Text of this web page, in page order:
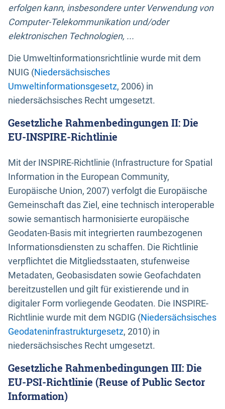
erfolgen kann, insbesondere unter Verwendung von
Computer-Telekommunikation und/oder
elektronischen Technologien, ...
Die Umweltinformationsrichtlinie wurde mit dem
NUIG (Niedersächsisches
Umweltinformationsgesetz, 2006) in
niedersächsisches Recht umgesetzt.
Gesetzliche Rahmenbedingungen II: Die
EU-INSPIRE-Richtlinie
Mit der INSPIRE-Richtlinie (Infrastructure for Spatial
Information in the European Community,
Europäische Union, 2007) verfolgt die Europäische
Gemeinschaft das Ziel, eine technisch interoperable
sowie semantisch harmonisierte europäische
Geodaten-Basis mit integrierten raumbezogenen
Informationsdiensten zu schaffen. Die Richtlinie
verpflichtet die Mitgliedsstaaten, stufenweise
Metadaten, Geobasisdaten sowie Geofachdaten
bereitzustellen und gilt für existierende und in
digitaler Form vorliegende Geodaten. Die INSPIRE-
Richtlinie wurde mit dem NGDIG (Niedersächsisches
Geodateninfrastrukturgesetz, 2010) in
niedersächsisches Recht umgesetzt.
Gesetzliche Rahmenbedingungen III: Die
EU-PSI-Richtlinie (Reuse of Public Sector
Information)